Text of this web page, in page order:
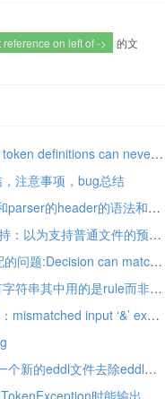
on left of ->
的文
【整理】关于antlr中出错"The following token definitions can never be matched because prior tokens match the same input"的原因和解决思路
注意事项，bug总结
【整理】antlr中的.g语法文件中的lexer和parser的header的语法和含义
【记录】关于ANTLR中对于预处理的支持：以为支持普通文件的预处理呢，但是实际上是ANTLR自身识别你写的语法文件的预处理
【未解决】antlr中STRING出现多重匹配的问题:Decision can match input such as "STRING" using multiple alternatives: 1, 2
【已解决】antlr中支持EDDL的多国语言字符串其中用的是rule而非token
【已解决】antlr中匹配OPERATOR出错：mismatched input ‘&’ expecting set null
【记录】用antlr的preprocess去预处理一个新的eddl文件去除eddl中不支持的元素对应的文件内容